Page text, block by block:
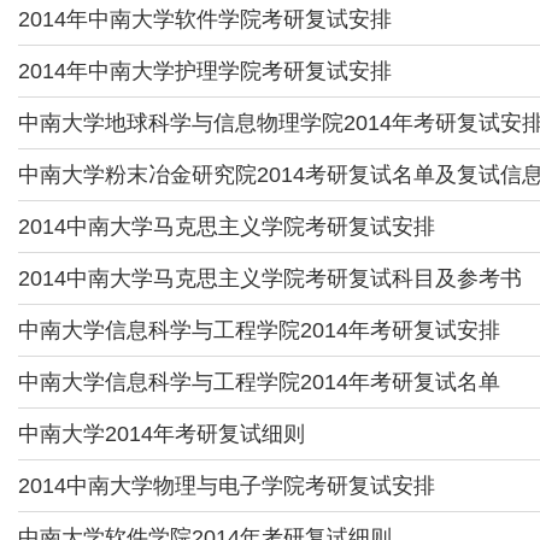
2014年中南大学软件学院考研复试安排
2014年中南大学护理学院考研复试安排
中南大学地球科学与信息物理学院2014年考研复试安
中南大学粉末冶金研究院2014考研复试名单及复试信
2014中南大学马克思主义学院考研复试安排
2014中南大学马克思主义学院考研复试科目及参考书
中南大学信息科学与工程学院2014年考研复试安排
中南大学信息科学与工程学院2014年考研复试名单
中南大学2014年考研复试细则
2014中南大学物理与电子学院考研复试安排